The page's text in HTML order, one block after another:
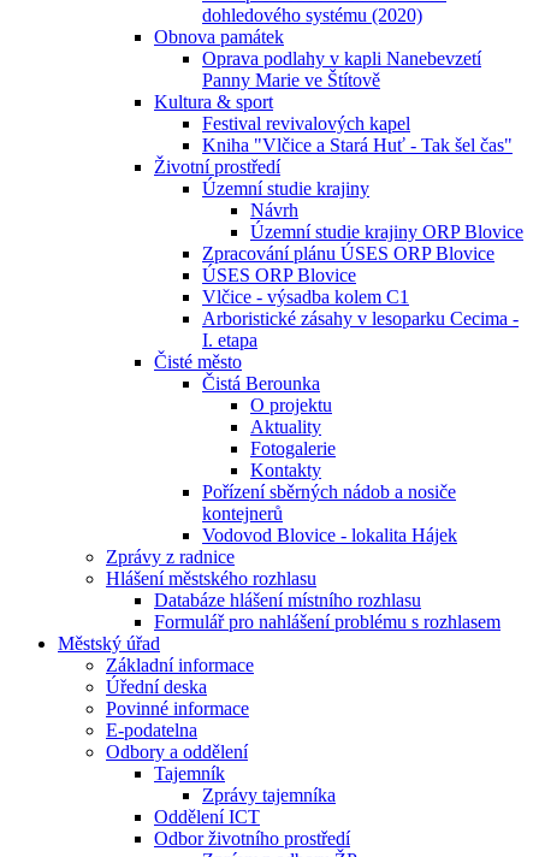
dohledového systému (2020)
Obnova památek
Oprava podlahy v kapli Nanebevzetí
Panny Marie ve Štítově
Kultura & sport
Festival revivalových kapel
Kniha "Vlčice a Stará Huť - Tak šel čas"
Životní prostředí
Územní studie krajiny
Návrh
Územní studie krajiny ORP Blovice
Zpracování plánu ÚSES ORP Blovice
ÚSES ORP Blovice
Vlčice - výsadba kolem C1
Arboristické zásahy v lesoparku Cecima -
I. etapa
Čisté město
Čistá Berounka
O projektu
Aktuality
Fotogalerie
Kontakty
Pořízení sběrných nádob a nosiče
kontejnerů
Vodovod Blovice - lokalita Hájek
Zprávy z radnice
Hlášení městského rozhlasu
Databáze hlášení místního rozhlasu
Formulář pro nahlášení problému s rozhlasem
Městský úřad
Základní informace
Úřední deska
Povinné informace
E-podatelna
Odbory a oddělení
Tajemník
Zprávy tajemníka
Oddělení ICT
Odbor životního prostředí